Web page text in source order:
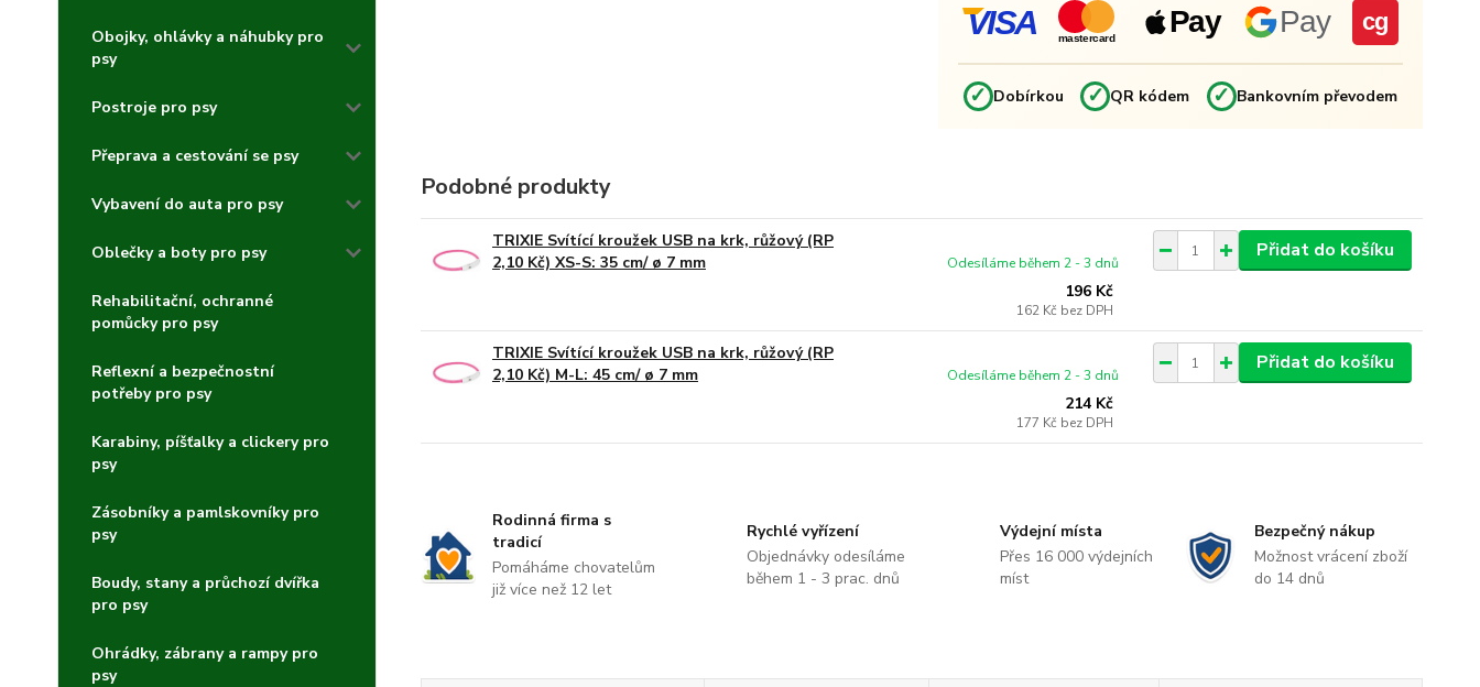
Obojky, ohlávky a náhubky pro
psy
Postroje pro psy
Přeprava a cestování se psy
Vybavení do auta pro psy
Oblečky a boty pro psy
Rehabilitační, ochranné
pomůcky pro psy
Reflexní a bezpečnostní
potřeby pro psy
Karabiny, píšťalky a clickery pro
psy
Zásobníky a pamlskovníky pro
psy
Boudy, stany a průchozí dvířka
pro psy
Ohrádky, zábrany a rampy pro
psy
VISA mastercard Pay Pay cg
✓ Dobírkou ✓ QR kódem ✓ Bankovním převodem
Podobné produkty
TRIXIE Svítící kroužek USB na krk, růžový (RP
2,10 Kč) XS-S: 35 cm/ ø 7 mm
196 Kč
162 Kč bez DPH
Odesíláme během 2 - 3 dnů
Přidat do košíku
TRIXIE Svítící kroužek USB na krk, růžový (RP
2,10 Kč) M-L: 45 cm/ ø 7 mm
214 Kč
177 Kč bez DPH
Odesíláme během 2 - 3 dnů
Přidat do košíku
Rodinná firma s
tradicí
Pomáháme chovatelům
již více než 12 let
Rychlé vyřízení
Objednávky odesíláme
během 1 - 3 prac. dnů
Výdejní místa
Přes 16 000 výdejních
míst
Bezpečný nákup
Možnost vrácení zboží
do 14 dnů